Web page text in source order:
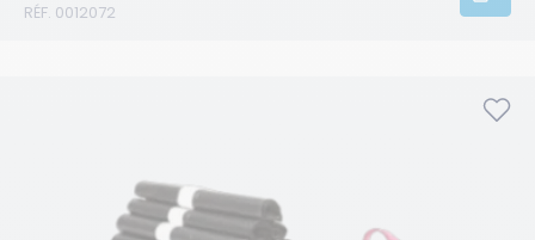
RÉF. 0012072